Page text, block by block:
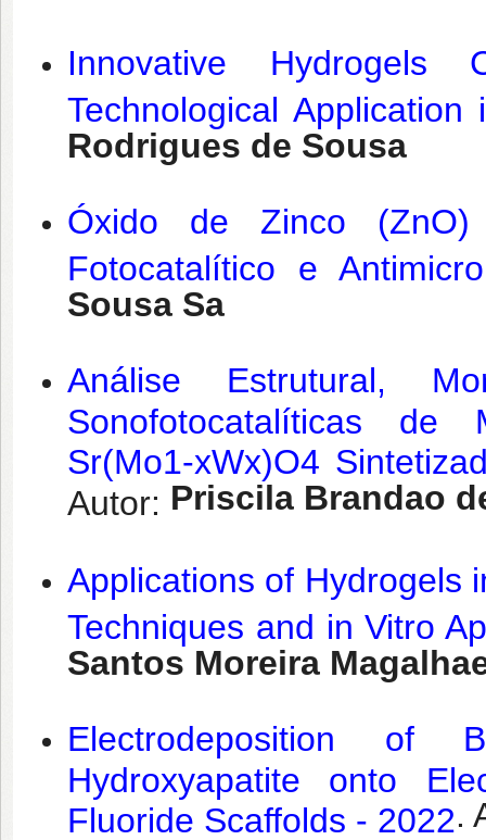
Innovative
Technological
Rodrigues de Sousa
Óxido de Zinco
Fotocatalítico e
Sousa Sa
Análise Estrutural,
Sonofotocatalíticas de
Sr(Mo1-xWx)O4
Autor: Priscila Brandao
Applications of Hydrogels
Techniques and in Vitro
Santos Moreira
Electrodeposition of
Hydroxyapatite onto
Fluoride Scaffolds - 2022.